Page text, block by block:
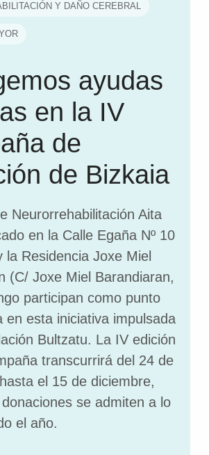
Y DAÑO CEREBRAL
ayudas
en la IV
de
de Bizkaia
Neurorrehabilitación Aita
en la Calle Egaña Nº 10
la Residencia Joxe Miel
(C/ Joxe Miel Barandiaran,
participan como punto
en esta iniciativa impulsada
Bultzatu. La IV edición
transcurrirá del 24 de
el 15 de diciembre,
se admiten a lo
el año.